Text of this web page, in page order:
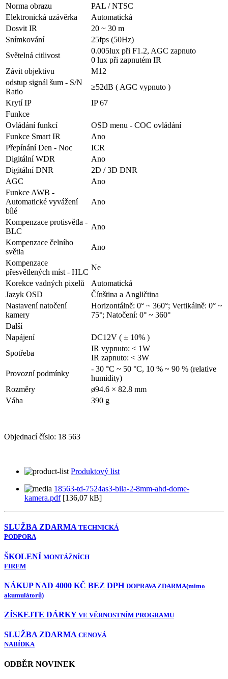
Norma obrazu
PAL / NTSC
Elektronická uzávěrka
Automatická
Dosvit IR
20 ~ 30 m
Snímkování
25fps (50Hz)
Světelná citlivost
0.005lux při F1.2, AGC zapnuto
0 lux při zapnutém IR
Závit objektivu
M12
odstup signál šum - S/N
Ratio
≥52dB ( AGC vypnuto )
Krytí IP
IP 67
Funkce
Ovládání funkcí
OSD menu - COC ovládání
Funkce Smart IR
Ano
Přepínání Den - Noc
ICR
Digitální WDR
Ano
Digitální DNR
2D / 3D DNR
AGC
Ano
Funkce AWB -
Automatické vyvážení
bílé
Ano
Kompenzace protisvětla -
BLC
Ano
Kompenzace čelního
světla
Ano
Kompenzace
přesvětlených míst - HLC
Ne
Korekce vadných pixelů
Automatická
Jazyk OSD
Čínština a Angličtina
Nastavení natočení
kamery
Horizontálně: 0° ~ 360°; Vertikálně: 0° ~
75°; Natočení: 0° ~ 360°
Další
Napájení
DC12V ( ± 10% )
Spotřeba
IR vypnuto: < 1W
IR zapnuto: < 3W
Provozní podmínky
- 30 °C ~ 50 °C, 10 % ~ 90 % (relative
humidity)
Rozměry
ø94.6 × 82.8 mm
Váha
390 g
Objednací číslo: 18 563
Produktový list
18563-td-7524as3-bila-2-8mm-ahd-dome-
kamera.pdf[136,07 kB]
SLUŽBA ZDARMA TECHNICKÁ
PODPORA
ŠKOLENÍ MONTÁŽNÍCH
FIREM
NÁKUP NAD 4000 KČ BEZ DPH DOPRAVA ZDARMA(mimo
akumulátorů)
ZÍSKEJTE DÁRKY VE VĚRNOSTNÍM PROGRAMU
SLUŽBA ZDARMA CENOVÁ
NABÍDKA
ODBĚR NOVINEK